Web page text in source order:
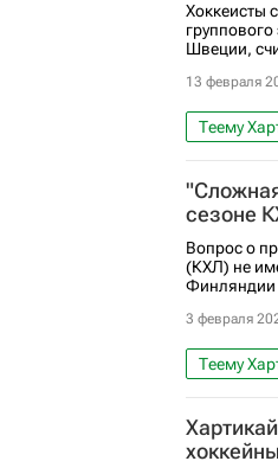
Хоккеисты
Швеции,
13 февраля
Теему
Сборная
сезоне
Вопрос о
(КХЛ) не
Финляндии
3 февраля
Теему
Спорт в